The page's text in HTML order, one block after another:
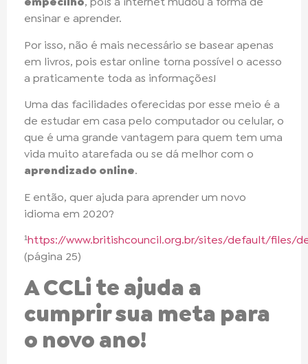
ensinar e aprender.
Por isso, não é mais necessário se basear apenas
em livros, pois estar online torna possível o acesso
a praticamente toda as informações!
Uma das facilidades oferecidas por esse meio é a
de estudar em casa pelo computador ou celular, o
que é uma grande vantagem para quem tem uma
vida muito atarefada ou se dá melhor com o
aprendizado online.
E então, quer ajuda para aprender um novo
idioma em 2020?
¹https://www.britishcouncil.org.br/sites/default/files/
(página 25)
A CCLi te ajuda a
cumprir sua meta para
o novo ano!